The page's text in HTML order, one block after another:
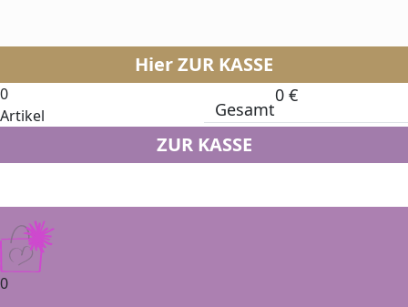
Hier ZUR KASSE
0
Artikel
Gesamt
0 €
ZUR KASSE
0